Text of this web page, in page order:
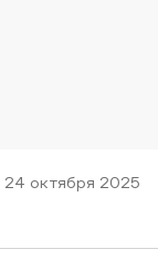
24 октября 2025